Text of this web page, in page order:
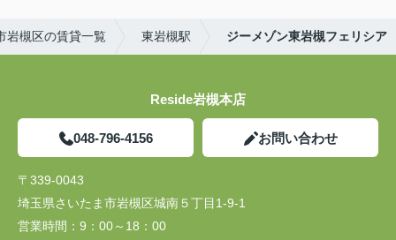
岩槻区の賃貸一覧 東岩槻駅 ジーメゾン東岩槻フェリシア
Reside岩槻本店
048-796-4156 お問い合わせ
〒339-0043
埼玉県さいたま市岩槻区城南５丁目1-9-1
営業時間： 9：00～18：00